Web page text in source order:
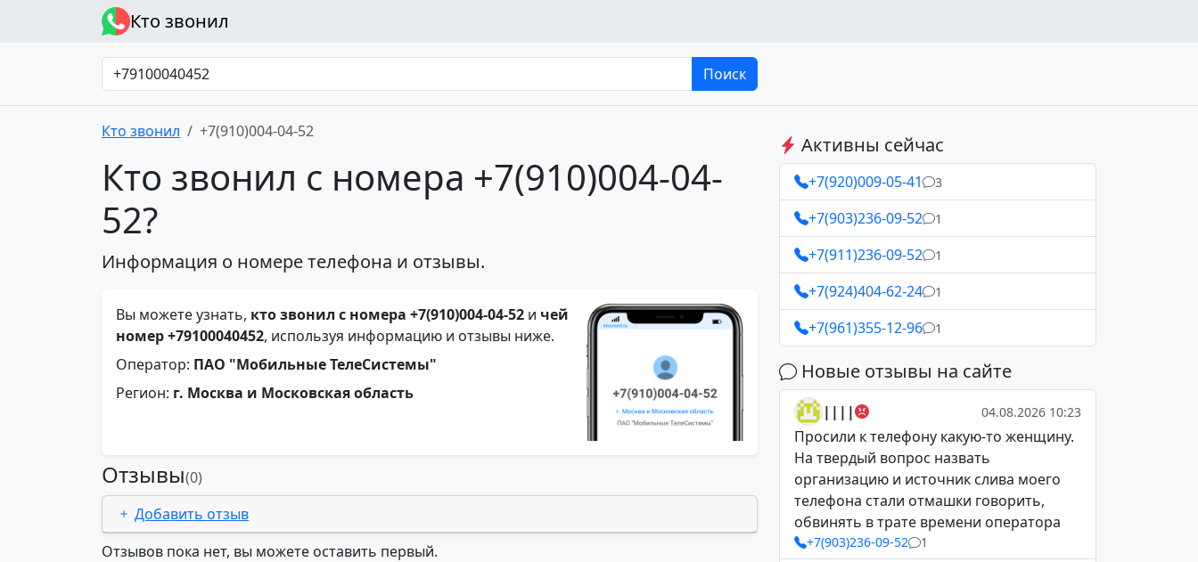
Кто звонил
Поиск
Кто звонил +7(910)004-04-52
Кто звонил с номера +7(910)004-04-
52?
Информация о номере телефона и отзывы.
Вы можете узнать, кто звонил с номера +7(910)004-04-52 и чей
номер +79100040452, используя информацию и отзывы ниже.
Оператор: ПАО "Мобильные ТелеСистемы"
Регион: г. Москва и Московская область
Отзывы(0)
Добавить отзыв
Отзывов пока нет, вы можете оставить первый.
Активны сейчас
+7(920)009-05-41 3
+7(903)236-09-52 1
+7(911)236-09-52 1
+7(924)404-62-24 1
+7(961)355-12-96 1
Новые отзывы на сайте
|||| 04.08.2026 10:23
Просили к телефону какую-то женщину.
На твердый вопрос назвать
организацию и источник слива моего
телефона стали отмашки говорить,
обвинять в трате времени оператора
+7(903)236-09-52 1